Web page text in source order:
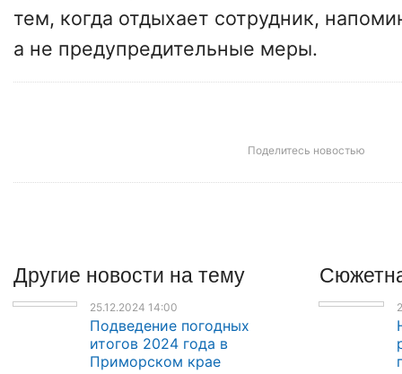
тем, когда отдыхает сотрудник,
а не предупредительные меры.
Поделитесь новостью
Другие новости на тему
25.12.2024 14:00
Подведение погодных
итогов 2024 года в
Приморском крае